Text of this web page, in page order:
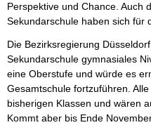
Perspektive und Chance. Auch
Sekundarschule haben sich für
Die Bezirksregierung
Sekundarschule gymnasiales
eine Oberstufe und würde es
Gesamtschule fortzuführen.
bisherigen Klassen und wären
Kommt aber bis Ende